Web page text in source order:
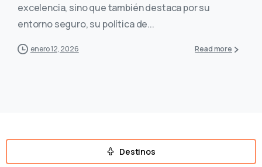
excelencia, sino que también destaca por su
entorno seguro, su política de...
enero 12, 2026 Read more
Destinos